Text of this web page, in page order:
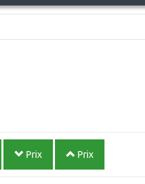
Prix Prix